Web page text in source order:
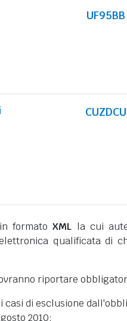
UF95BB
CUZDCU
formatoXML la cui
qualificata di
riportare
casi di esclusione
2010;